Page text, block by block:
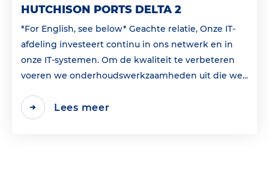
HUTCHISON PORTS DELTA 2
*For English, see below* Geachte relatie, Onze IT-
afdeling investeert continu in ons netwerk en in
onze IT-systemen. Om de kwaliteit te verbeteren
voeren we onderhoudswerkzaamheden uit die we...
Lees meer